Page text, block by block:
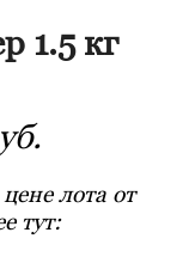
1.5 кг
лота от
тут: